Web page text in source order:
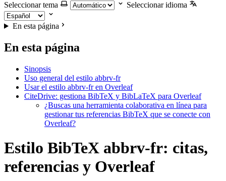
Seleccionar tema
Seleccionar idioma
En esta página
En esta página
Sinopsis
Uso general del estilo abbrv-fr
Usar el estilo abbrv-fr en Overleaf
CiteDrive: gestiona BibTeX y BibLaTeX para Overleaf
¿Buscas una herramienta colaborativa en línea para
gestionar tus referencias BibTeX que se conecte con
Overleaf?
Estilo BibTeX abbrv-fr: citas,
referencias y Overleaf